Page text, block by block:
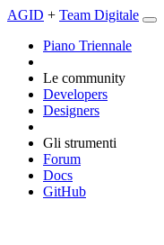
AGID + Team Digitale
Piano Triennale
Le community
Developers
Designers
Gli strumenti
Forum
Docs
GitHub